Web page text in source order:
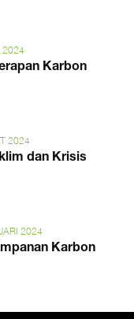
2024
Karbon
2024
dan Krisis
2024
Karbon